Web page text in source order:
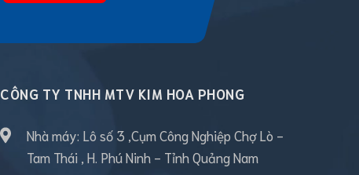
CÔNG TY TNHH MTV KIM HOA PHONG
Nhà máy: Lô số 3 ,Cụm Công Nghiệp Chợ Lò -
Tam Thái , H. Phú Ninh - Tỉnh Quảng Nam